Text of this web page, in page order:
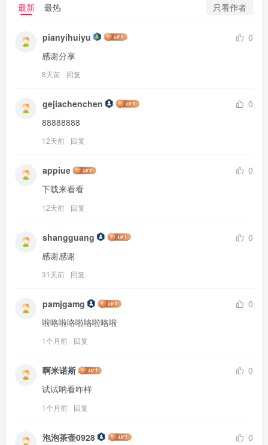
最新 最热 只看作者
pianyihuiyu
0
感谢分享
8天前 回复
gejiachenchen
0
88888888
12天前 回复
appiue
0
下载来看看
12天前 回复
shangguang
0
感谢感谢
31天前 回复
pamjgamg
0
啦咯啦咯啦咯啦咯啦
1个月前 回复
啊米诺斯
0
试试呐看咋样
1个月前 回复
泡泡茶壶0928
0